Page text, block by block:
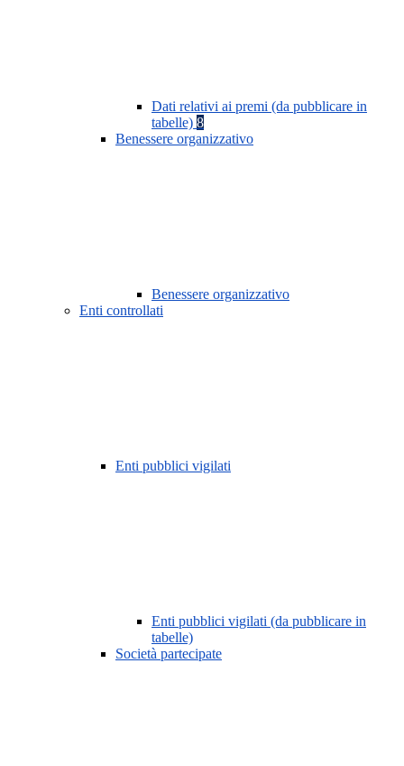
Dati relativi ai premi (da pubblicare in
tabelle) 8
Benessere organizzativo
Benessere organizzativo
Enti controllati
Enti pubblici vigilati
Enti pubblici vigilati (da pubblicare in
tabelle)
Società partecipate